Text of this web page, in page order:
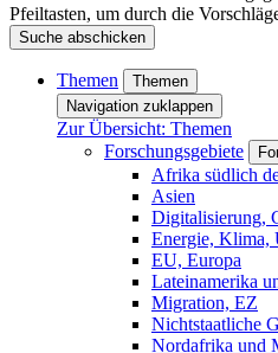
Pfeiltasten, um durch die
Suche abschicken
Themen
Themen
Navigation zuklappen
Zur Übersicht: Themen
Forschungsgebiete
Afrika südlich
Asien
Digitalisierung,
Energie, Klima,
EU, Europa
Lateinamerika
Migration, EZ
Nichtstaatliche
Nordafrika und